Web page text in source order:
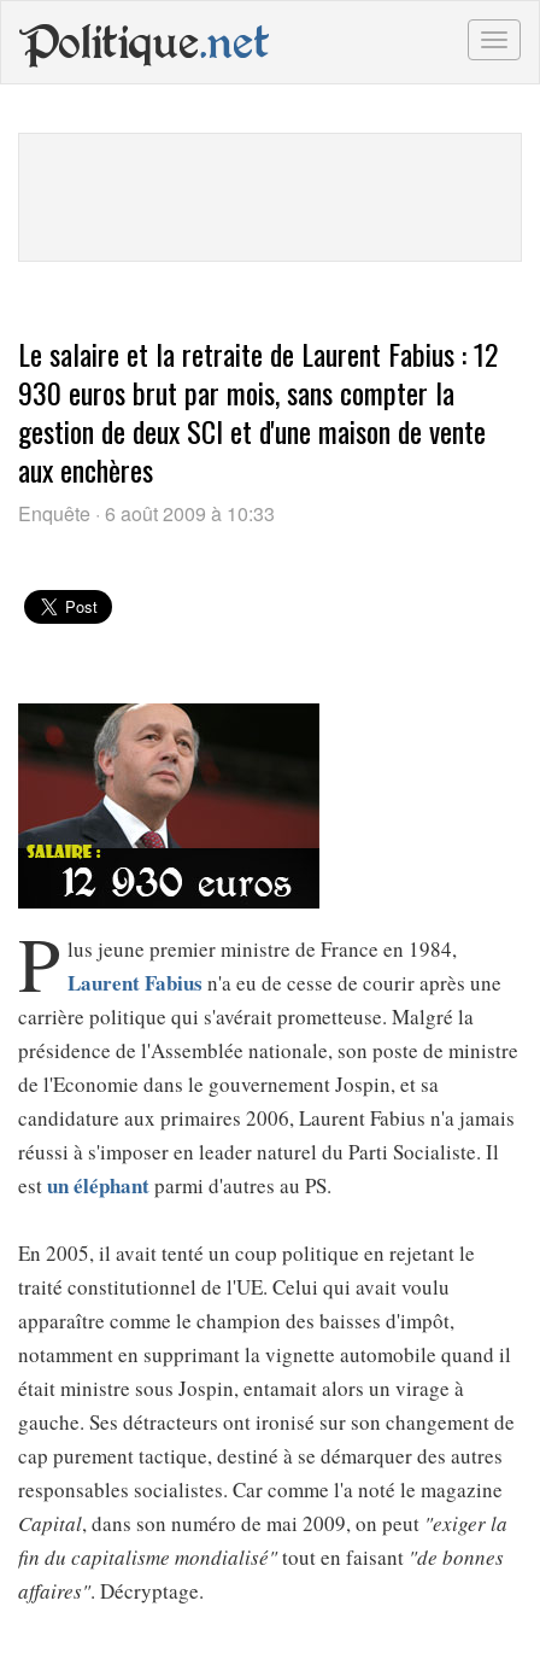
Politique.net
Le salaire et la retraite de Laurent Fabius : 12
930 euros brut par mois, sans compter la
gestion de deux SCI et d'une maison de vente
aux enchères
Enquête · 6 août 2009 à 10:33
P lus jeune premier ministre de France en 1984,
Laurent Fabius n'a eu de cesse de courir après une
carrière politique qui s'avérait prometteuse. Malgré la
présidence de l'Assemblée nationale, son poste de ministre
de l'Economie dans le gouvernement Jospin, et sa
candidature aux primaires 2006, Laurent Fabius n'a jamais
réussi à s'imposer en leader naturel du Parti Socialiste. Il
estun éléphantparmi d'autres au PS.
En 2005, il avait tenté un coup politique en rejetant le
traité constitutionnel de l'UE. Celui qui avait voulu
apparaître comme le champion des baisses d'impôt,
notamment en supprimant la vignette automobile quand il
était ministre sous Jospin, entamait alors un virage à
gauche. Ses détracteurs ont ironisé sur son changement de
cap purement tactique, destiné à se démarquer des autres
responsables socialistes. Car comme l'a noté le magazine
Capital, dans son numéro de mai 2009, on peut "exiger la
fin du capitalisme mondialisé"tout en faisant "de bonnes
affaires". Décryptage.